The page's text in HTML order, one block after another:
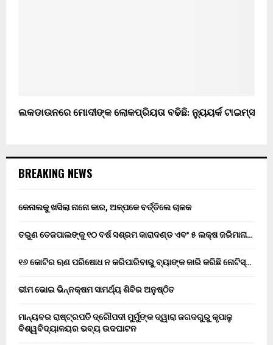
ଲକଡାଉନରେ ମୋଦୀଙ୍କ ଲୋକପ୍ରିୟତା ବଢିଛି: ନ୍ୟୁୟର୍କ ଟାଇମ୍ସ
BREAKING NEWS
କେନାଲକୁ ଖସିଲା ନାନୋ କାର, ଅଳ୍ପକେ ବର୍ତ୍ତିଲେ ଚାଳକ
ତରୁଣ ତେଜପାଲଙ୍କୁ ୧୦ ବର୍ଷ ସଶ୍ରମ କାରାଦଣ୍ଡ ଏବଂ ₹୫ ଲକ୍ଷ ଜରିମାନା…
୧୬ କୋଟିର ଋଣ ପରିଷୋଧ ନ କରିପାରିବାରୁ ବ୍ୟାଙ୍କ ଜାରି କରିଛି ନୋଟିସ୍…
ଭୀମ ଭୋଇ ଭିନ୍ନକ୍ଷମ ସାମର୍ଥ୍ୟ ଶିବିର ଅନୁଷ୍ଠିତ
ମାନ୍ୟବର ରାଷ୍ଟ୍ରପତି ଦ୍ରୌପଦୀ ମୁର୍ମୁଙ୍କ ଦ୍ୱାରା ଜଗଦଗୁରୁ କୃପାଳୁ
ବିଶ୍ୱବିଦ୍ୟାଳୟର ଭବ୍ୟ ଉଦଘାଟନ